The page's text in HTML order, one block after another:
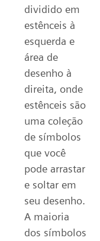
dividido em
estênceis à
esquerda e
área de
desenho à
direita, onde
estênceis são
uma coleção
de símbolos
que você
pode arrastar
e soltar em
seu desenho.
A maioria
dos símbolos